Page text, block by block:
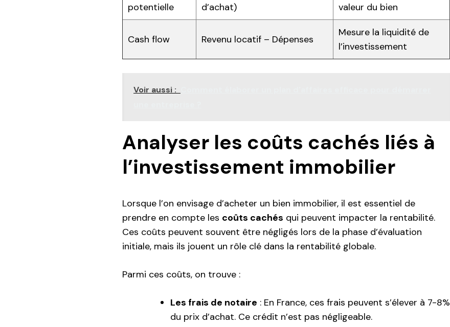
potentielle
d’achat)
valeur du bien
Cash flow Revenu locatif – Dépenses
Mesure la liquidité de
l’investissement
Voir aussi :
Analyser les coûts cachés liés à
l’investissement immobilier
Lorsque l’on envisage d’acheter un bien immobilier, il est essentiel de
prendre en compte les coûts cachés qui peuvent impacter la rentabilité.
Ces coûts peuvent souvent être négligés lors de la phase d’évaluation
initiale, mais ils jouent un rôle clé dans la rentabilité globale.
Parmi ces coûts, on trouve :
Les frais de notaire : En France, ces frais peuvent s’élever à 7-8%
du prix d’achat. Ce crédit n’est pas négligeable.